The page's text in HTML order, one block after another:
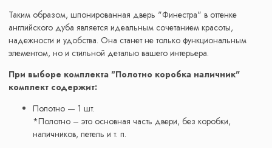
Таким образом, шпонированная дверь "Финестра" в оттенке
английского дуба является идеальным сочетанием красоты,
надежности и удобства. Она станет не только функциональным
элементом, но и стильной деталью вашего интерьера.
При выборе комплекта "Полотно коробка наличник"
комплект содержит:
Полотно — 1 шт.
*Полотно – это основная часть двери, без коробки,
наличников, петель и т. п.